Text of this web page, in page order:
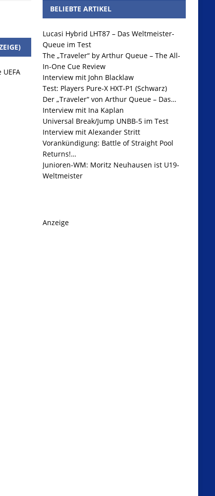
BELIEBTE ARTIKEL
Lucasi Hybrid LHT87 – Das Weltmeister-
Queue im Test
The „Traveler“ by Arthur Queue – The All-
In-One Cue Review
Interview mit John Blacklaw
Test: Players Pure-X HXT-P1 (Schwarz)
Der „Traveler“ von Arthur Queue – Das…
Interview mit Ina Kaplan
Universal Break/Jump UNBB-5 im Test
Interview mit Alexander Stritt
Vorankündigung: Battle of Straight Pool
Returns!…
Junioren-WM: Moritz Neuhausen ist U19-
Weltmeister
Anzeige